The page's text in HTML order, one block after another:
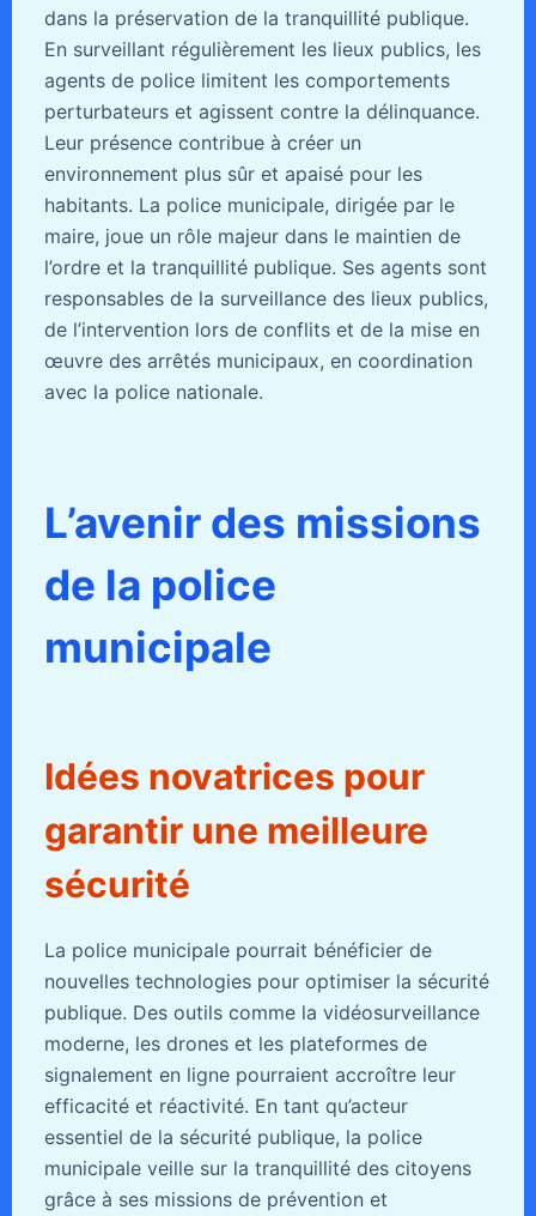
dans la préservation de la tranquillité publique.
En surveillant régulièrement les lieux publics, les
agents de police limitent les comportements
perturbateurs et agissent contre la délinquance.
Leur présence contribue à créer un
environnement plus sûr et apaisé pour les
habitants. La police municipale, dirigée par le
maire, joue un rôle majeur dans le maintien de
l’ordre et la tranquillité publique. Ses agents sont
responsables de la surveillance des lieux publics,
de l’intervention lors de conflits et de la mise en
œuvre des arrêtés municipaux, en coordination
avec la police nationale.
L’avenir des missions
de la police
municipale
Idées novatrices pour
garantir une meilleure
sécurité
La police municipale pourrait bénéficier de
nouvelles technologies pour optimiser la sécurité
publique. Des outils comme la vidéosurveillance
moderne, les drones et les plateformes de
signalement en ligne pourraient accroître leur
efficacité et réactivité. En tant qu’acteur
essentiel de la sécurité publique, la police
municipale veille sur la tranquillité des citoyens
grâce à ses missions de prévention et